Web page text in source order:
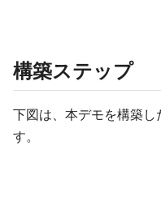
構築ステップ
下図は、本デモを構築し
す。